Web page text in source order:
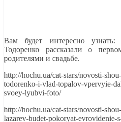
Вам будет интересно
Тодоренко рассказали о
родителями и свадьбе.
http://hochu.ua/cat-stars/novosti-
todorenko-i-vlad-topalov-vpervyie-
svoey-lyubvi-foto/
http://hochu.ua/cat-stars/novosti-
lazarev-budet-pokoryat-